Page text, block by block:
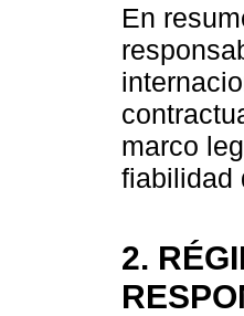
En
marco
fiabilidad
2.